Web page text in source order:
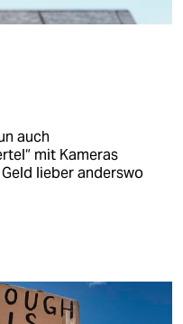
auch
mit Kameras
lieber anderswo